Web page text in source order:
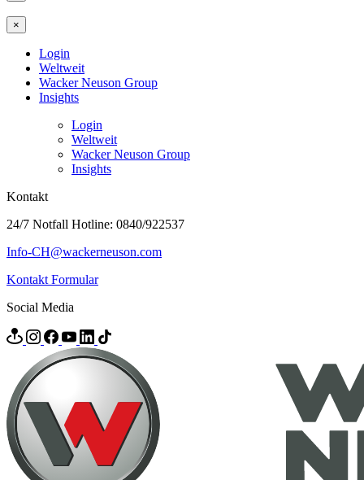
×
Login
Weltweit
Wacker Neuson Group
Insights
Login
Weltweit
Wacker Neuson Group
Insights
Kontakt
24/7 Notfall Hotline: 0840/922537
Info-CH@wackerneuson.com
Kontakt Formular
Social Media